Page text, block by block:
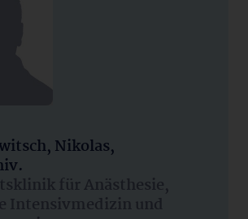
Nikolas,
für Anästhesie,
Intensivmedizin und